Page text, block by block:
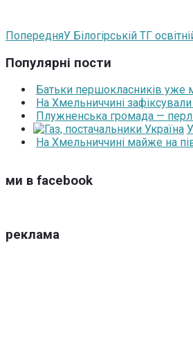
ПопередняУ Білогірській ТГ
Популярні пости
Батьки першокласників уже
На Хмельниччині
Плужненська громада —
На Хмельниччині майже на
ми в facebook
реклама